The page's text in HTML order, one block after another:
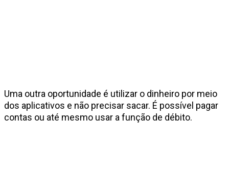
Uma outra oportunidade é utilizar o dinheiro por meio
dos aplicativos e não precisar sacar. É possível pagar
contas ou até mesmo usar a função de débito.